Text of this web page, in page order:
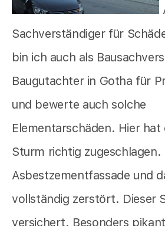
Sachverständiger für
bin ich auch als
Baugutachter in Gotha für
und bewerte auch solche
Elementarschäden. Hier hat
Sturm richtig zugeschlagen.
Asbestzementfassade und
vollständig zerstört. Dieser
versichert. Besonders